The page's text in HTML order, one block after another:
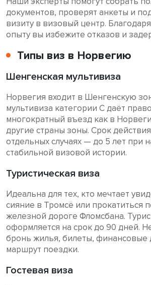
документов, проверят анкеты и
визиту в визовый центр.
опыту вы избежите отказов и
Типы виз в Норвегию
Шенгенская мультивиза
Норвегия входит в Шенгенскую
мультивиза категории C даёт
многократный въезд как в
другие страны зоны. Срок
отдельных случаях — до 5 лет при
стабильной визовой истории.
Туристическая виза
Идеальна для тех, кто мечтает
сияние в Тромсё или прокатиться
железной дороге Фломсбана.
оформляется на срок до 90 дней.
бронь жилья, билеты, финансовые
маршрут поездки.
Гостевая виза